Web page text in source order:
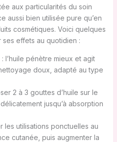
aux particularités du soin
aussi bien utilisée pure qu’en
cosmétiques. Voici quelques
ses effets au quotidien :
: l’huile pénètre mieux et agit
doux, adapté au type
2 à 3 gouttes d’huile sur le
jusqu’à absorption
les utilisations ponctuelles au
cutanée, puis augmenter la